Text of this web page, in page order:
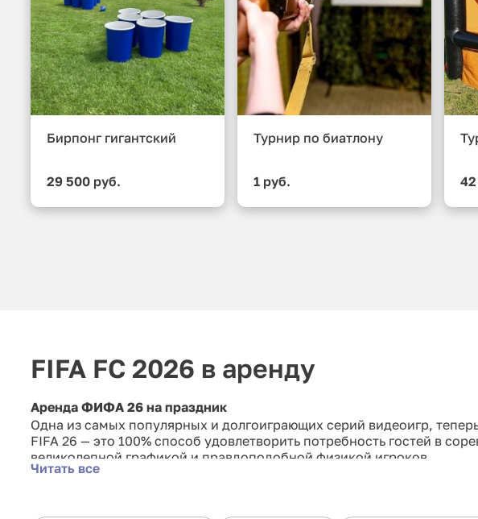
Бирпонг гигантский
29 500 руб.
Турнир по биатлону
1 руб.
FIFA FC 2026 в аренду
Аренда ФИФА 26 на праздник
Одна из самых популярных и долгоиграющих серий видеоигр,
FIFA 26 — это 100% способ удовлетворить потребность гостей в
великолепной графикой и правдоподобной физикой игроков.
Читать все